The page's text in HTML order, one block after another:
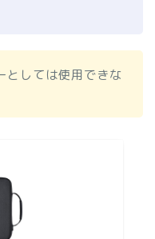
としては使用できな